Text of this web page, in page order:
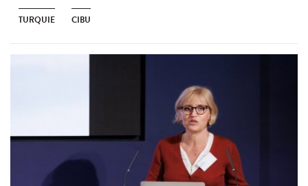
TURQUIE CIBU